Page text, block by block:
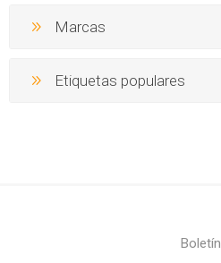
Marcas
Etiquetas populares
Boletín